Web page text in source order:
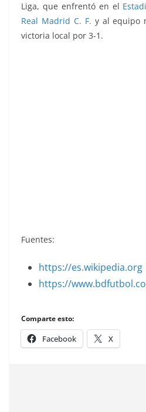
Liga, que enfrentó en el
Real Madrid C. F. y al equipo
victoria local por 3-1.
Fuentes:
https://es.wikipedia.org
https://
Comparte esto:
Facebook X